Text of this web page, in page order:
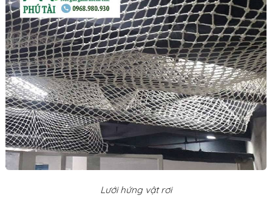
Lưới hứng vật rơi